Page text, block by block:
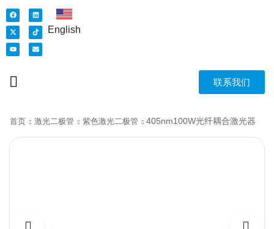
English
联系我们
首页 激光二极管 紫色激光二极管 405nm100W光纤耦合激光器